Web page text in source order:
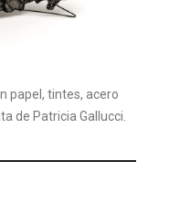
papel, tintes, acero
de Patricia Gallucci.